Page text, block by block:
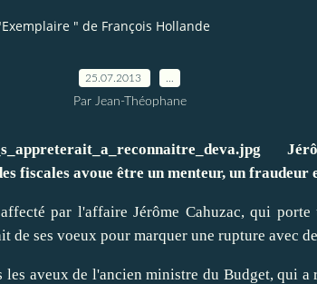
" de François Hollande
25.07.2013
Par Jean-Théophane
fiscales avoue être un menteur, un fraudeur
par l'affaire Jérôme Cahuzac, qui
de ses voeux pour marquer une rupture avec
les aveux de l'ancien ministre du Budget, qui a